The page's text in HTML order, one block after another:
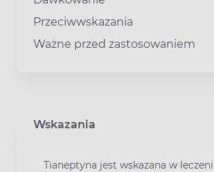
Przeciwwskazania
Ważne przed zastosowaniem
Wskazania
Tianeptyna jest wskazana w